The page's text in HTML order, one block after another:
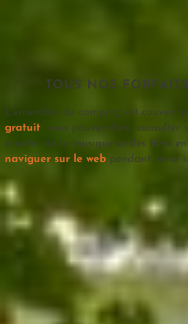
TOUS NOS
L’ensemble du camping est couvert
gratuit, vous pouvez donc consulter
écouter de la musique et des films
naviguer sur le web pendant votre